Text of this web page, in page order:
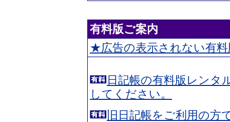
有料版ご案内
★広告の表示されない有
日記帳の有料版レンタ
してください。
旧日記帳をご利用の方